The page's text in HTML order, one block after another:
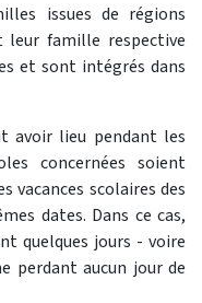
issues de régions
leur famille respective
et sont intégrés dans
avoir lieu pendant les
concernées soient
vacances scolaires des
dates. Dans ce cas,
quelques jours - voire
perdant aucun jour de